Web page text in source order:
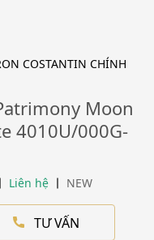
COSTANTIN CHÍNH
Moon
4010U/000G-
Liên hệ NEW
TƯ VẤN